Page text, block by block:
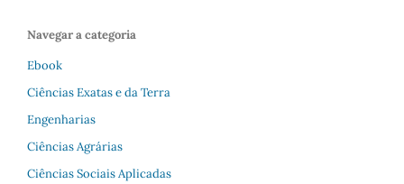
Navegar a categoria
Ebook
Ciências Exatas e da Terra
Engenharias
Ciências Agrárias
Ciências Sociais Aplicadas